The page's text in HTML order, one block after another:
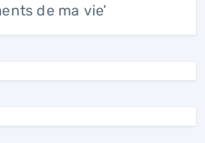
de ma vie’